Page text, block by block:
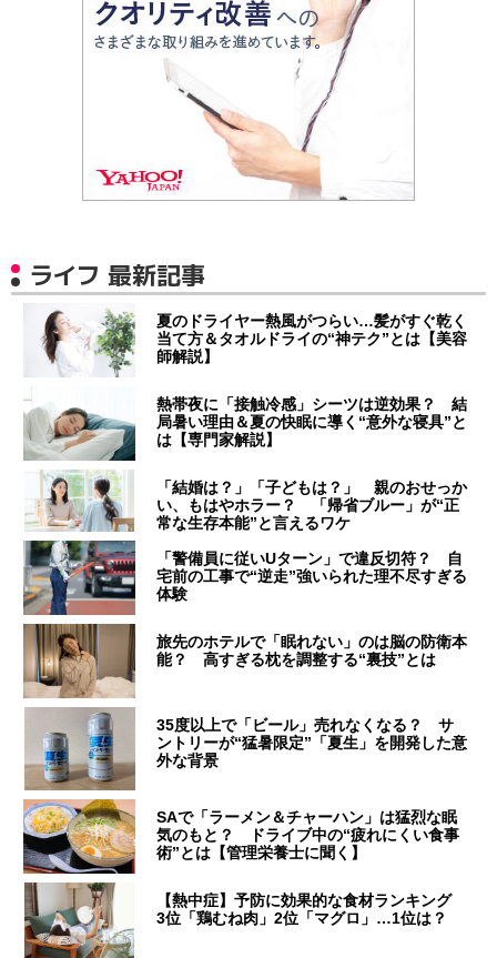
ライフ 最新記事
夏のドライヤー熱風がつらい…髪がすぐ乾く
当て方＆タオルドライの“神テク”とは【美容
師解説】
熱帯夜に「接触冷感」シーツは逆効果？ 結
局暑い理由＆夏の快眠に導く“意外な寝具”と
は【専門家解説】
「結婚は？」「子どもは？」 親のおせっか
い、もはやホラー？ 「帰省ブルー」が“正
常な生存本能”と言えるワケ
「警備員に従いUターン」で違反切符？ 自
宅前の工事で“逆走”強いられた理不尽すぎる
体験
旅先のホテルで「眠れない」のは脳の防衛本
能？ 高すぎる枕を調整する“裏技”とは
35度以上で「ビール」売れなくなる？ サ
ントリーが“猛暑限定”「夏生」を開発した意
外な背景
SAで「ラーメン＆チャーハン」は猛烈な眠
気のもと？ ドライブ中の“疲れにくい食事
術”とは【管理栄養士に聞く】
【熱中症】予防に効果的な食材ランキング
3位「鶏むね肉」2位「マグロ」…1位は？